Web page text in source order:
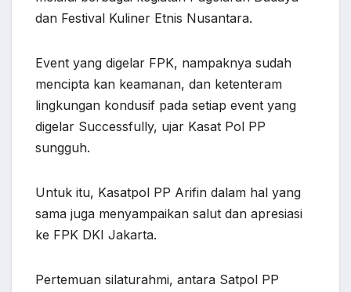
dan Festival Kuliner Etnis Nusantara.
Event yang digelar FPK, nampaknya sudah
mencipta kan keamanan, dan ketenteram
lingkungan kondusif pada setiap event yang
digelar Successfully, ujar Kasat Pol PP
sungguh.
Untuk itu, Kasatpol PP Arifin dalam hal yang
sama juga menyampaikan salut dan apresiasi
ke FPK DKI Jakarta.
Pertemuan silaturahmi, antara Satpol PP